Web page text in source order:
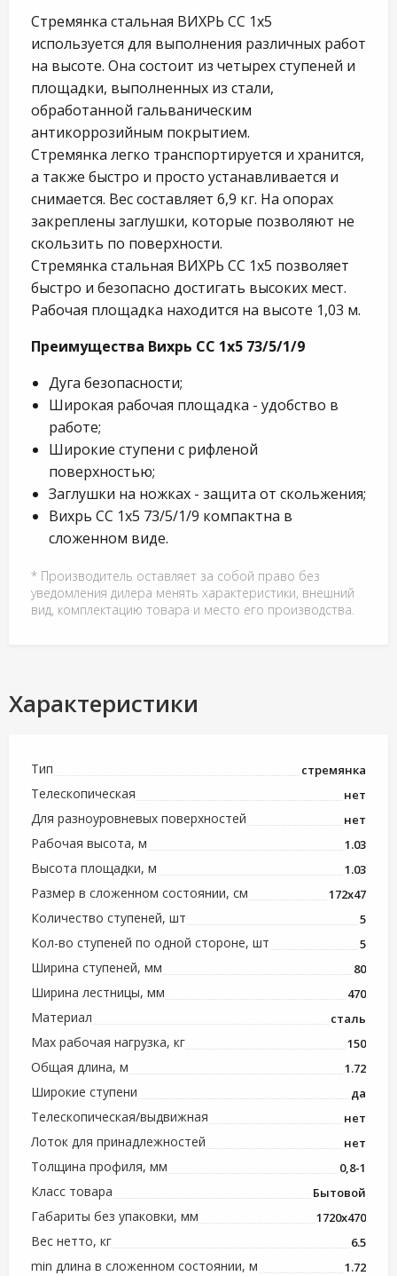
Стремянка стальная ВИХРЬ СС 1х5
используется для выполнения различных работ
на высоте. Она состоит из четырех ступеней и
площадки, выполненных из стали,
обработанной гальваническим
антикоррозийным покрытием.
Стремянка легко транспортируется и хранится,
а также быстро и просто устанавливается и
снимается. Вес составляет 6,9 кг. На опорах
закреплены заглушки, которые позволяют не
скользить по поверхности.
Стремянка стальная ВИХРЬ СС 1х5 позволяет
быстро и безопасно достигать высоких мест.
Рабочая площадка находится на высоте 1,03 м.
Преимущества Вихрь СС 1х5 73/5/1/9
Дуга безопасности;
Широкая рабочая площадка - удобство в
работе;
Широкие ступени с рифленой
поверхностью;
Заглушки на ножках - защита от скольжения;
Вихрь СС 1х5 73/5/1/9 компактна в
сложенном виде.
* Производитель оставляет за собой право без
уведомления дилера менять характеристики, внешний
вид, комплектацию товара и место его производства.
Характеристики
Тип стремянка
Телескопическая нет
Для разноуровневых поверхностей нет
Рабочая высота, м 1.03
Высота площадки, м 1.03
Размер в сложенном состоянии, см 172х47
Количество ступеней, шт 5
Кол-во ступеней по одной стороне, шт 5
Ширина ступеней, мм 80
Ширина лестницы, мм 470
Материал сталь
Max рабочая нагрузка, кг 150
Общая длина, м 1.72
Широкие ступени да
Телескопическая/выдвижная нет
Лоток для принадлежностей нет
Толщина профиля, мм 0,8-1
Класс товара Бытовой
Габариты без упаковки, мм 1720х470
Вес нетто, кг 6.5
min длина в сложенном состоянии, м 1.72